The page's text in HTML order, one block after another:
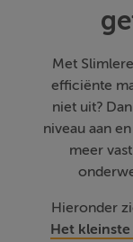
Met
efficiënte
niet uit?
niveau aan
meer
Hieronder
Het